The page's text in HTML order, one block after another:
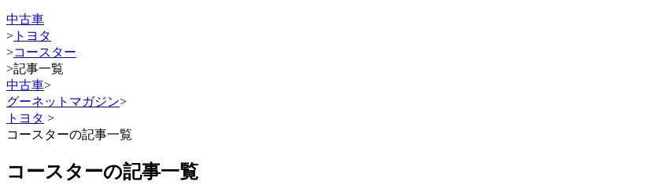
中古車
> トヨタ
>コースター
>記事一覧
中古車>
グーネットマガジン>
トヨタ >
コースターの記事一覧
コースターの記事一覧